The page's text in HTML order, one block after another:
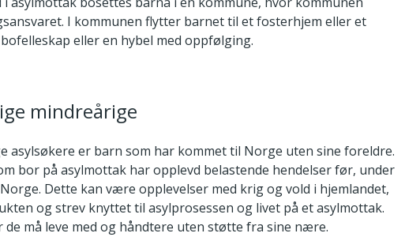
I kommunen flytter barnet til et fosterhjem eller et
eller en hybel med oppfølging.
mindreårige
asylsøkere er barn som har kommet til Norge uten sine foreldre.
bor på asylmottak har opplevd belastende hendelser før, under
Dette kan være opplevelser med krig og vold i hjemlandet,
og strev knyttet til asylprosessen og livet på et asylmottak.
må leve med og håndtere uten støtte fra sine nære.